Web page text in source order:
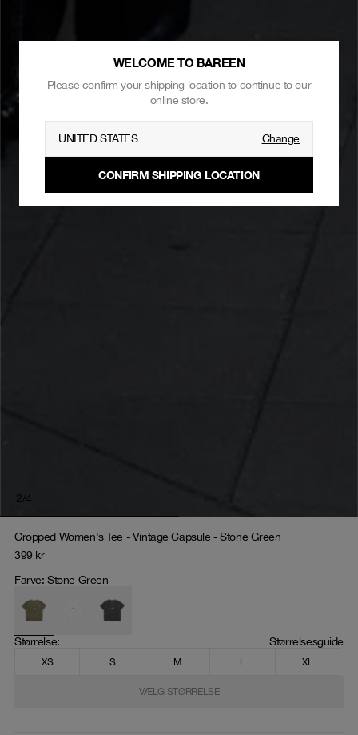
2/4
Cropped Women's Tee - Vintage Capsule - Stone Green
399 kr
Farve:Stone Green
Størrelse: Størrelsesguide
XS S M L XL
VÆLG STØRRELSE
WELCOME TO BAREEN
Please confirm your shipping location to continue to our
online store.
UNITED STATES Change
CONFIRM SHIPPING LOCATION